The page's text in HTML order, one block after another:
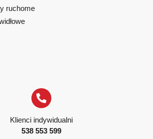
ruchome
Klienci indywidualni
538 553 599